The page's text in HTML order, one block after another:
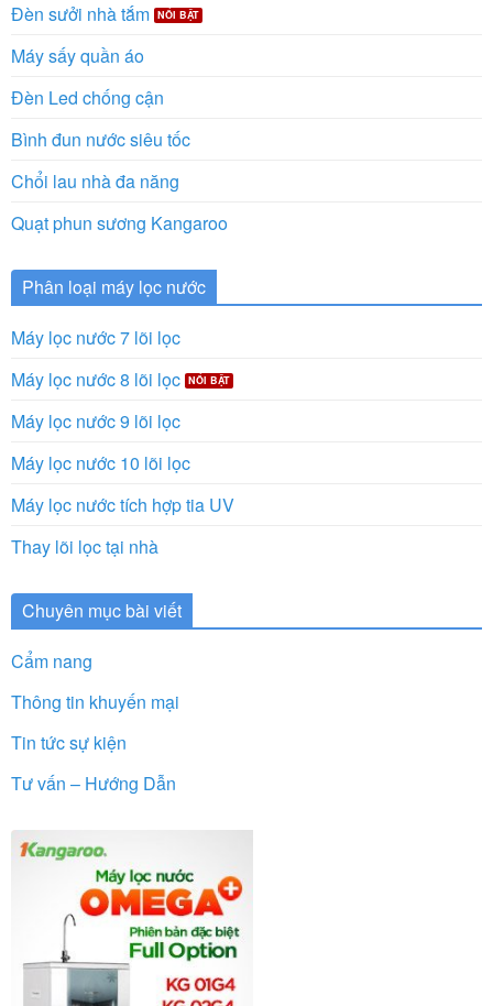
Đèn sưởi nhà tắm
Máy sấy quần áo
Đèn Led chống cận
Bình đun nước siêu tốc
Chổi lau nhà đa năng
Quạt phun sương Kangaroo
Phân loại máy lọc nước
Máy lọc nước 7 lõi lọc
Máy lọc nước 8 lõi lọc
Máy lọc nước 9 lõi lọc
Máy lọc nước 10 lõi lọc
Máy lọc nước tích hợp tia UV
Thay lõi lọc tại nhà
Chuyên mục bài viết
Cẩm nang
Thông tin khuyến mại
Tin tức sự kiện
Tư vấn – Hướng Dẫn